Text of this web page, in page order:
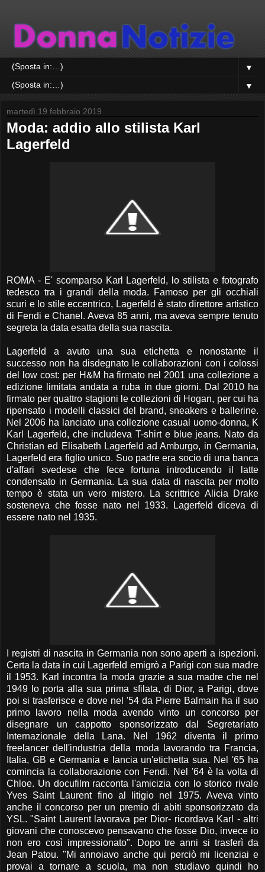
▼
▼
martedì 19 febbraio 2019
Moda: addio allo stilista Karl
Lagerfeld
ROMA - E' scomparso Karl Lagerfeld, lo stilista e fotografo
tedesco tra i grandi della moda. Famoso per gli occhiali
scuri e lo stile eccentrico, Lagerfeld è stato direttore artistico
di Fendi e Chanel. Aveva 85 anni, ma aveva sempre tenuto
segreta la data esatta della sua nascita.
Lagerfeld a avuto una sua etichetta e nonostante il
successo non ha disdegnato le collaborazioni con i colossi
del low cost: per H&M ha firmato nel 2001 una collezione a
edizione limitata andata a ruba in due giorni. Dal 2010 ha
firmato per quattro stagioni le collezioni di Hogan, per cui ha
ripensato i modelli classici del brand, sneakers e ballerine.
Nel 2006 ha lanciato una collezione casual uomo-donna, K
Karl Lagerfeld, che includeva T-shirt e blue jeans. Nato da
Christian ed Elisabeth Lagerfeld ad Amburgo, in Germania,
Lagerfeld era figlio unico. Suo padre era socio di una banca
d'affari svedese che fece fortuna introducendo il latte
condensato in Germania. La sua data di nascita per molto
tempo è stata un vero mistero. La scrittrice Alicia Drake
sosteneva che fosse nato nel 1933. Lagerfeld diceva di
essere nato nel 1935.
I registri di nascita in Germania non sono aperti a ispezioni.
Certa la data in cui Lagerfeld emigrò a Parigi con sua madre
il 1953. Karl incontra la moda grazie a sua madre che nel
1949 lo porta alla sua prima sfilata, di Dior, a Parigi, dove
poi si trasferisce e dove nel '54 da Pierre Balmain ha il suo
primo lavoro nella moda avendo vinto un concorso per
disegnare un cappotto sponsorizzato dal Segretariato
Internazionale della Lana. Nel 1962 diventa il primo
freelancer dell'industria della moda lavorando tra Francia,
Italia, GB e Germania e lancia un'etichetta sua. Nel '65 ha
comincia la collaborazione con Fendi. Nel '64 è la volta di
Chloe. Un docufilm racconta l'amicizia con lo storico rivale
Yves Saint Laurent fino al litigio nel 1975. Aveva vinto
anche il concorso per un premio di abiti sponsorizzato da
YSL. "Saint Laurent lavorava per Dior- ricordava Karl - altri
giovani che conoscevo pensavano che fosse Dio, invece io
non ero così impressionato". Dopo tre anni si trasferì da
Jean Patou. "Mi annoiavo anche qui perciò mi licenziai e
provai a tornare a scuola, ma non studiavo quindi ho